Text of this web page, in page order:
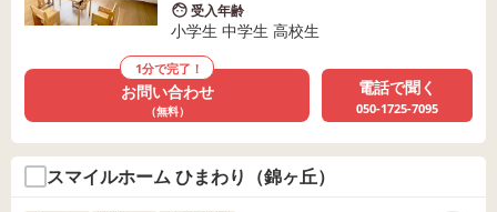
受入年齢
小学生 中学生 高校生
1分で完了！
お問い合わせ
（無料）
電話で聞く
050-1725-7095
スマイルホーム ひまわり（錦ヶ丘）